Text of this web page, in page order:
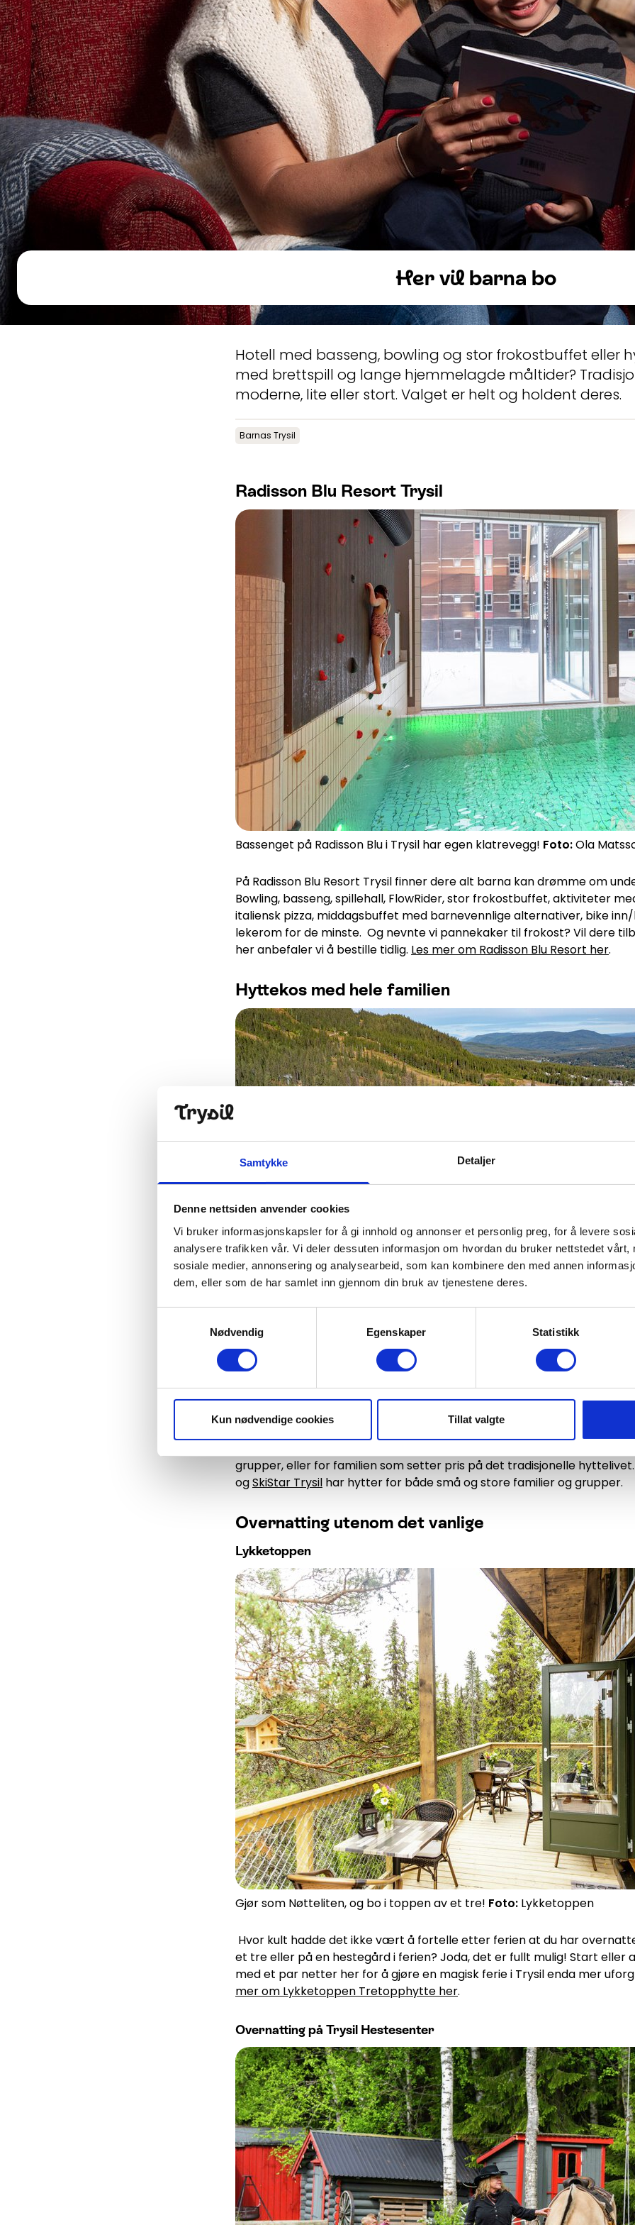
Samtykke Detaljer
Denne nettsiden anvender cookies
Vi bruker informasjonskapsler for å gi innhold og annonser et personlig preg, for å levere
analysere trafikken vår. Vi deler dessuten informasjon om hvordan du bruker nettstedet vårt,
sosiale medier, annonsering og analysearbeid, som kan kombinere den med annen
dem, eller som de har samlet inn gjennom din bruk av tjenestene deres.
Nødvendig
Egenskaper Statistikk
Kun nødvendige cookies Tillat valgte
Åpne heiser: 0 41 Åpne løyper:0 /70
Vær- og føredata er levert av fnugg Yr, Meteorologisk institutt og NRK
Her vil barna bo
Hotell med basseng, bowling og stor frokostbuffet eller
med brettspill og lange hjemmelagde måltider?
moderne, lite eller stort. Valget er helt og holdent deres.
Barnas Trysil
Radisson Blu Resort Trysil
Bassenget på Radisson Blu i Trysil har egen klatrevegg! Foto:Ola
På Radisson Blu Resort Trysil finner dere alt barna kan drømme om
Bowling, basseng, spillehall, FlowRider, stor frokostbuffet, aktiviteter
italiensk pizza, middagsbuffet med barnevennlige alternativer, bike
lekerom for de minste. Og nevnte vi pannekaker til frokost? Vil dere
her anbefaler vi å bestille tidlig. Les mer om Radisson Blu Resort her.
Hyttekos med hele familien
I Trysil finnes det hytter og leiligheter i alle størrelser og prisklasser
Mange forbinder ferietid med hyttekos, lange kvelder med matlaging
brettspill rundt langbordet. I Trysil reiser gjerne storfamilien på tur
grupper, eller for familien som setter pris på det tradisjonelle hyttelivet.
ogSkiStar Trysil har hytter for både små og store familier og grupper.
Overnatting utenom det vanlige
Lykketoppen
Gjør som Nøtteliten, og bo i toppen av et tre! Foto: Lykketoppen
Hvor kult hadde det ikke vært å fortelle etter ferien at du har
et tre eller på en hestegård i ferien? Joda, det er fullt mulig! Start eller
med et par netter her for å gjøre en magisk ferie i Trysil enda mer
mer om Lykketoppen Tretopphytte her.
Overnatting på Trysil Hestesenter